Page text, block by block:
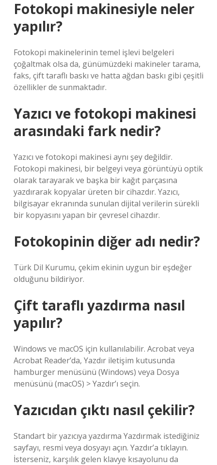
Fotokopi makinesiyle neler
yapılır?
Fotokopi makinelerinin temel işlevi belgeleri
çoğaltmak olsa da, günümüzdeki makineler tarama,
faks, çift taraflı baskı ve hatta ağdan baskı gibi çeşitli
özellikler de sunmaktadır.
Yazıcı ve fotokopi makinesi
arasındaki fark nedir?
Yazıcı ve fotokopi makinesi aynı şey değildir.
Fotokopi makinesi, bir belgeyi veya görüntüyü optik
olarak tarayarak ve başka bir kağıt parçasına
yazdırarak kopyalar üreten bir cihazdır. Yazıcı,
bilgisayar ekranında sunulan dijital verilerin sürekli
bir kopyasını yapan bir çevresel cihazdır.
Fotokopinin diğer adı nedir?
Türk Dil Kurumu, çekim ekinin uygun bir eşdeğer
olduğunu bildiriyor.
Çift taraflı yazdırma nasıl
yapılır?
Windows ve macOS için kullanılabilir. Acrobat veya
Acrobat Reader’da, Yazdır iletişim kutusunda
hamburger menüsünü (Windows) veya Dosya
menüsünü (macOS) > Yazdır’ı seçin.
Yazıcıdan çıktı nasıl çekilir?
Standart bir yazıcıya yazdırma Yazdırmak istediğiniz
sayfayı, resmi veya dosyayı açın. Yazdır’a tıklayın.
İsterseniz, karşılık gelen klavye kısayolunu da